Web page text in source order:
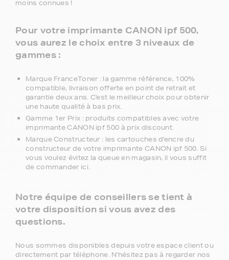
moins connues !
Pour votre imprimante CANON ipf 500,
vous aurez le choix entre 3 niveaux de
gammes :
Marque FranceToner : la gamme référence, 100%
compatible, livraison offerte en point de retrait et
garantie deux ans. C'est le meilleur choix pour obtenir
une haute qualité à bas prix.
Gamme 1er Prix : produits compatibles avec votre
imprimante CANON ipf 500 à prix discount.
Marque Constructeur : les cartouches d'encre du
constructeur de votre imprimante CANON ipf 500. Si
vous voulez évitez la queue en magasin, il vous suffit
de commander ici.
Notre équipe de conseillers se tient à
votre disposition si vous avez des
questions.
Nous sommes disponibles depuis votre espace client ou
directement par téléphone. N'hésitez pas à regarder nos